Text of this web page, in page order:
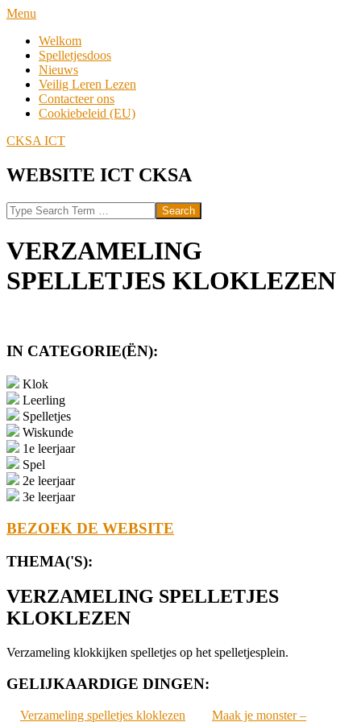
Skip
content
Navigation
Menu
Welkom
Spelletjesdoos
Nieuws
Veilig Leren Lezen
Contacteer ons
Cookiebeleid (EU)
CKSA ICT
WEBSITE ICT CKSA
Search
VERZAMELING
SPELLETJES KLOKLEZEN
IN CATEGORIE(ËN):
Klok
Leerling
Spelletjes
Wiskunde
1e leerjaar
Spel
2e leerjaar
3e leerjaar
BEZOEK DE WEBSITE
THEMA('S):
VERZAMELING SPELLETJES
KLOKLEZEN
Verzameling klokkijken spelletjes op het spelletjesplein.
GELIJKAARDIGE DINGEN:
Verzameling spelletjes kloklezen Maak je monster –